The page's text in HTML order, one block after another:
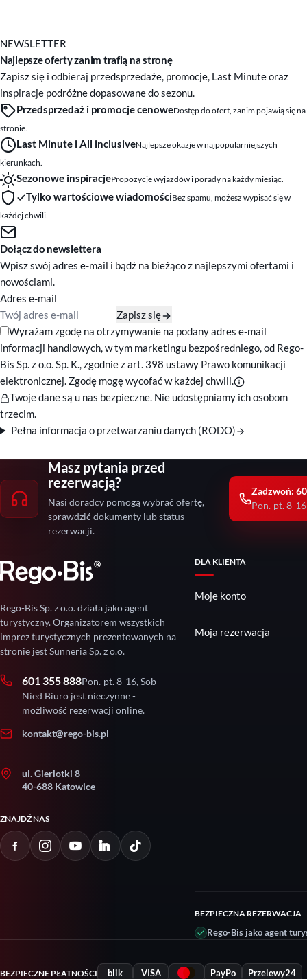
NEWSLETTER
Najlepsze oferty zanim trafią na stronę
Zapisz się i odbieraj przedsprzedaże, promocje, Last Minute oraz
inspiracje podróżne dopasowane do sezonu.
Przedsprzedaż i promocje cenoweDostęp do ofert, zanim pojawią się na
stronie.
Last Minute i All inclusiveNajlepsze okazje w najpopularniejszych
kierunkach.
Sezonowe inspiracjePropozycje wyjazdów i porady na każdy miesiąc.
Tylko wartościowe wiadomościBez spamu, możesz wypisać się w
każdej chwili.
Dołącz do newslettera
Wpisz swój adres e-mail i bądź na bieżąco z najlepszymi ofertami i
nowościami.
Adres e-mail
Zapisz się
Zgody marketingowe
Wyrażam zgodę na otrzymywanie na podany adres e-mail
informacji handlowych, w tym marketingu bezpośredniego, od Rego-
Bis Sp. z o.o. Sp. K., zgodnie z art. 398 ustawy Prawo komunikacji
elektronicznej. Zgodę mogę wycofać w każdej chwili.
Twoje dane są u nas bezpieczne. Nie udostępniamy ich osobom
trzecim.
Pełna informacja o przetwarzaniu danych (RODO)
Masz pytania przed
rezerwacją?
Nasi doradcy pomogą wybrać ofertę,
sprawdzić dokumenty lub status
rezerwacji.
Zadzwoń:
Pon.-pt. 8-16
Rego-Bis Sp. z o.o. działa jako agent
turystyczny. Organizatorem wszystkich
imprez turystycznych prezentowanych na
stronie jest Sunneria Sp. z o.o.
601 355 888Pon.-pt. 8-16, Sob-
Nied Biuro jest nieczynne -
możliwość rezerwacji online.
kontakt@rego-bis.pl
ul. Gierlotki 8
40-688 Katowice
ZNAJDŹ NAS
DLA KLIENTA
Moje konto
Moja rezerwacja
BEZPIECZNA REZERWACJA
Rego-Bis jako agent
BEZPIECZNE PŁATNOŚCI blik VISA PayPo Przelewy24